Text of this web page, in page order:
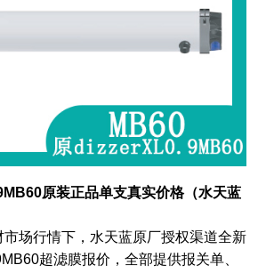
原装正品单支真实价格（水天蓝
场行情下，水天蓝原厂授权渠道全新
超滤膜报价，全部提供报关单、